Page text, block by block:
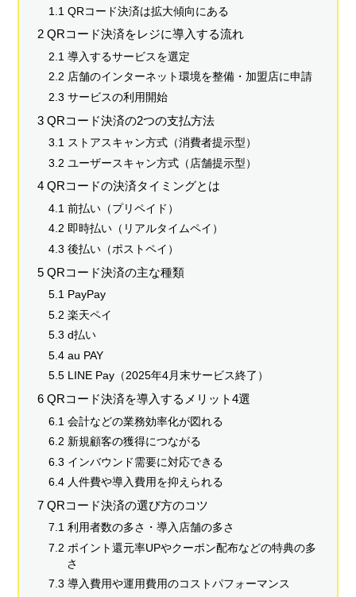
1.1 QRコード決済は拡大傾向にある
2 QRコード決済をレジに導入する流れ
2.1 導入するサービスを選定
2.2 店舗のインターネット環境を整備・加盟店に申請
2.3 サービスの利用開始
3 QRコード決済の2つの支払方法
3.1 ストアスキャン方式（消費者提示型）
3.2 ユーザースキャン方式（店舗提示型）
4 QRコードの決済タイミングとは
4.1 前払い（プリペイド）
4.2 即時払い（リアルタイムペイ）
4.3 後払い（ポストペイ）
5 QRコード決済の主な種類
5.1 PayPay
5.2 楽天ペイ
5.3 d払い
5.4 au PAY
5.5 LINE Pay（2025年4月末サービス終了）
6 QRコード決済を導入するメリット4選
6.1 会計などの業務効率化が図れる
6.2 新規顧客の獲得につながる
6.3 インバウンド需要に対応できる
6.4 人件費や導入費用を抑えられる
7 QRコード決済の選び方のコツ
7.1 利用者数の多さ・導入店舗の多さ
7.2 ポイント還元率UPやクーポン配布などの特典の多
さ
7.3 導入費用や運用費用のコストパフォーマンス